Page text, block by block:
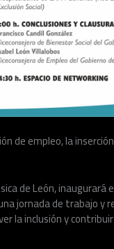
de empleo, la
de León,
jornada de trabajo y
la inclusión y